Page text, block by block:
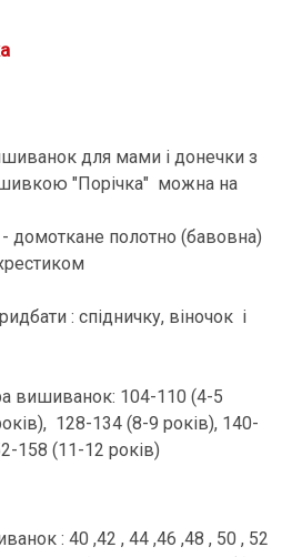
для мами і донечки з
"Порічка" можна на
домоткане полотно (бавовна)
: спідничку, віночок і
вишиванок: 104-110 (4-5
128-134 (8-9 років), 140-
158 (11-12 років)
: 40 ,42 , 44 ,46 ,48 , 50 , 52